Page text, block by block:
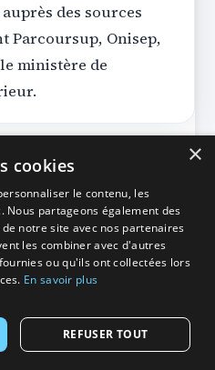
des sources
Parcoursup, Onisep,
ministère de
| 100% gratuit
Conseils Parcoursup
nous
Transparence IA
Protection des données
droits réservés.
×
cookies
le contenu, les
partageons également des
notre site avec nos partenaires
les combiner avec d'autres
ou qu'ils ont collectées lors
En savoir plus
REFUSER TOUT